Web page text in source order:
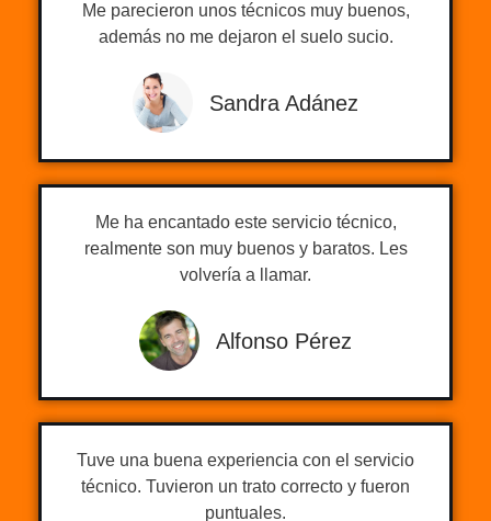
Me parecieron unos técnicos muy buenos,
además no me dejaron el suelo sucio.
Sandra Adánez
Me ha encantado este servicio técnico,
realmente son muy buenos y baratos. Les
volvería a llamar.
Alfonso Pérez
Tuve una buena experiencia con el servicio
técnico. Tuvieron un trato correcto y fueron
puntuales.